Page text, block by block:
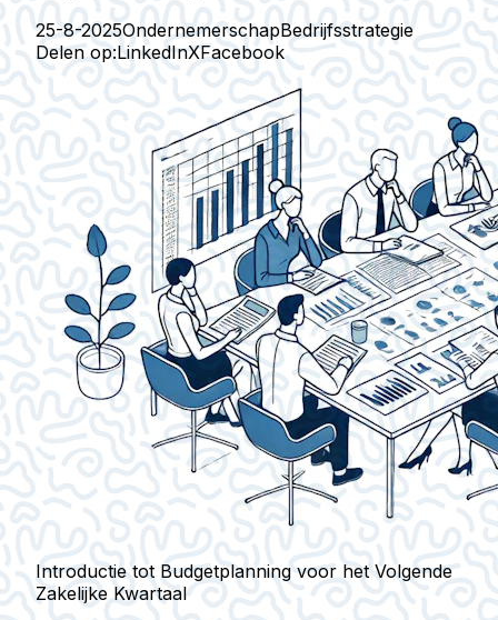
25-8-2025OndernemerschapBedrijfsstrategie
Delen op:LinkedInXFacebook
Introductie tot Budgetplanning voor het Volgende
Zakelijke Kwartaal